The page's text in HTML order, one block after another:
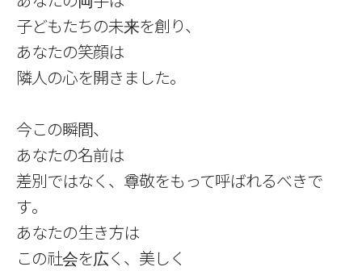
子どもたちの未来を創り、
あなたの笑顔は
隣人の心を開きました。
今この瞬間、
あなたの名前は
差別ではなく、尊敬をもって呼ばれるべきで
す。
あなたの生き方は
この社会を広く、美しく